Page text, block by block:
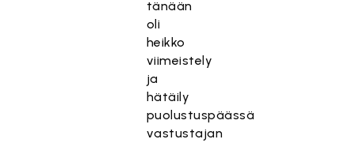
tänään
oli
heikko
viimeistely
ja
hätäily
puolustuspäässä
vastustajan